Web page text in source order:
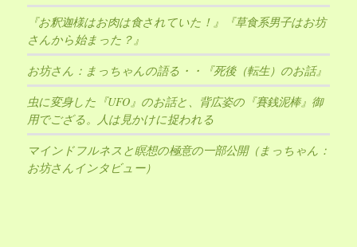
『お釈迦様はお肉は食されていた！』『草食系男子はお坊
さんから始まった？』
お坊さん：まっちゃんの語る・・『死後（転生）のお話』
虫に変身した『UFO』のお話と、背広姿の『賽銭泥棒』御
用でござる。人は見かけに捉われる
マインドフルネスと瞑想の極意の一部公開（まっちゃん：
お坊さんインタビュー）